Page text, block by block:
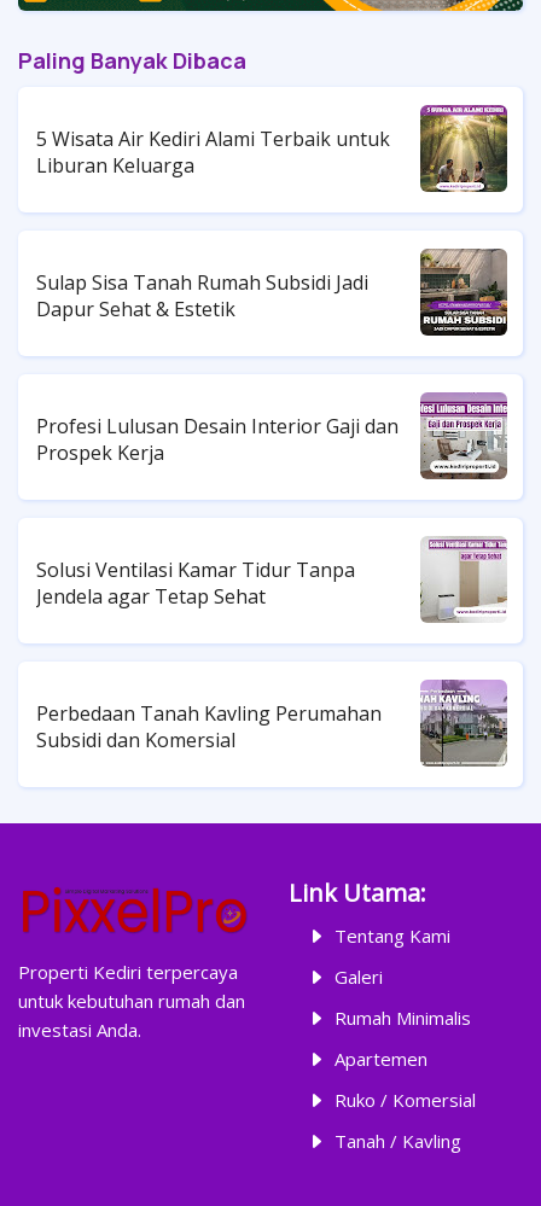
Paling Banyak Dibaca
5 Wisata Air Kediri Alami Terbaik untuk
Liburan Keluarga
Sulap Sisa Tanah Rumah Subsidi Jadi
Dapur Sehat & Estetik
Profesi Lulusan Desain Interior Gaji dan
Prospek Kerja
Solusi Ventilasi Kamar Tidur Tanpa
Jendela agar Tetap Sehat
Perbedaan Tanah Kavling Perumahan
Subsidi dan Komersial
Properti Kediri terpercaya
untuk kebutuhan rumah dan
investasi Anda.
Link Utama:
Tentang Kami
Galeri
Rumah Minimalis
Apartemen
Ruko / Komersial
Tanah / Kavling